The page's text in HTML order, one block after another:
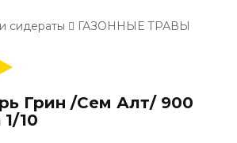
сидераты ГАЗОННЫЕ ТРАВЫ
Грин /Сем Алт/ 900
10